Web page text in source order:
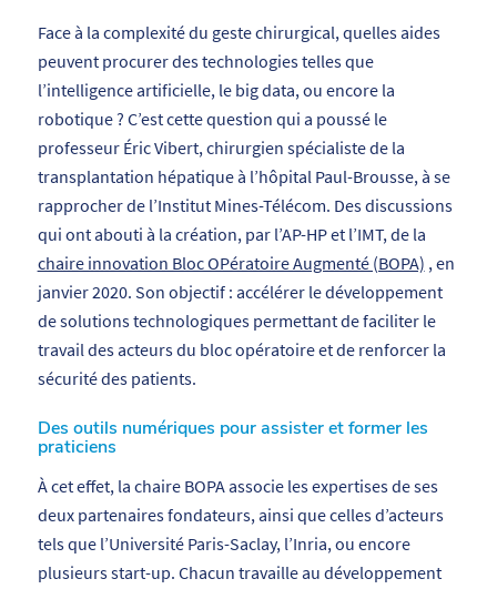
Face à la complexité du geste chirurgical, quelles aides
peuvent procurer des technologies telles que
l’intelligence artificielle, le big data, ou encore la
robotique ? C’est cette question qui a poussé le
professeur Éric Vibert, chirurgien spécialiste de la
transplantation hépatique à l’hôpital Paul-Brousse, à se
rapprocher de l’Institut Mines-Télécom. Des discussions
qui ont abouti à la création, par l’AP-HP et l’IMT, de la
chaire innovation Bloc OPératoire Augmenté (BOPA) , en
janvier 2020. Son objectif : accélérer le développement
de solutions technologiques permettant de faciliter le
travail des acteurs du bloc opératoire et de renforcer la
sécurité des patients.
Des outils numériques pour assister et former les
praticiens
À cet effet, la chaire BOPA associe les expertises de ses
deux partenaires fondateurs, ainsi que celles d’acteurs
tels que l’Université Paris-Saclay, l’Inria, ou encore
plusieurs start-up. Chacun travaille au développement